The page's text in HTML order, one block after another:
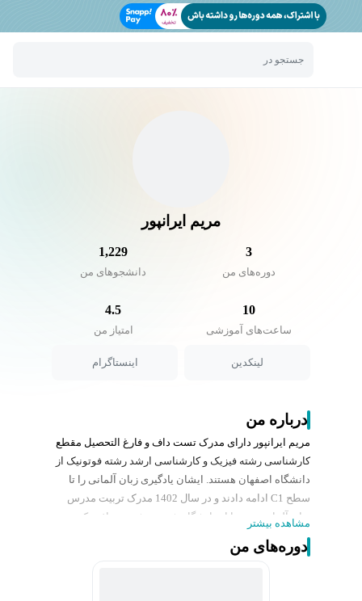
جستجو در
مریم ایرانپور
3
دوره‌های من
1,229
دانشجو‌های من
10
ساعت‌های آموزشی
4.5
امتیاز من
لینکدین اینستاگرام
درباره من
مریم ایرانپور دارای مدرک تست داف و فارغ التحصیل مقطع
کارشناسی رشته فیزیک و کارشناسی ارشد رشته فوتونیک از
دانشگاه اصفهان هستند. ایشان یادگیری زبان آلمانی را تا
سطح C1 ادامه دادند و در سال 1402 مدرک تربیت مدرس
زبان آلمانی خود را از دانشگاه شهید بهشتی دریافت کردند و
در حال حاضر به عنوان مدرس زبان آلمانی مشغول کار
هستند.
مشاهده بیشتر
دوره‌های من